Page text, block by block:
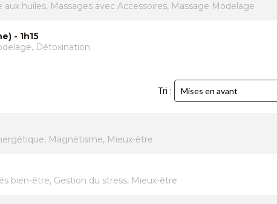
huiles, Massages avec Accessoires, Massage Modelage
- 1h15
Détoxination
Tri :
Magnétisme, Mieux-être
bien-être, Gestion du stress, Mieux-être